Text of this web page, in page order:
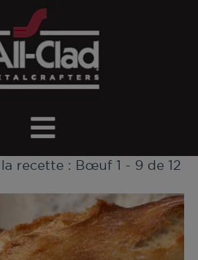
recette : Bœuf 1 - 9 de 12